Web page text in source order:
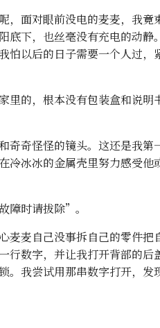
，面对眼前没电的麦麦，我竟
底下，也丝毫没有充电的动静
怕以后的日子需要一个人过，
里的，根本没有包装盒和说明
奇奇怪怪的镜头。这还是我第
冷冰冰的金属壳里努力感受他
障时请拔除”。
麦麦自己没事拆自己的零件把
数字，并让我打开背部的后
。我尝试用那串数字打开，发